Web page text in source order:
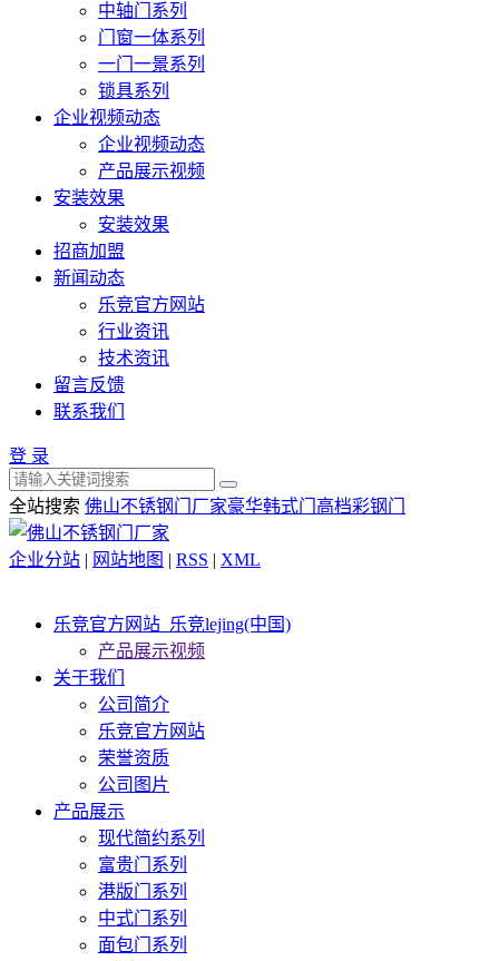
中轴门系列
门窗一体系列
一门一景系列
锁具系列
企业视频动态
企业视频动态
产品展示视频
安装效果
安装效果
招商加盟
新闻动态
乐竞官方网站
行业资讯
技术资讯
留言反馈
联系我们
登 录
全站搜索 佛山不锈钢门厂家豪华韩式门 高档彩钢门
企业分站 | 网站地图 | RSS | XML
乐竞官方网站_乐竞lejing(中国)
产品展示视频
关于我们
公司简介
乐竞官方网站
荣誉资质
公司图片
产品展示
现代简约系列
富贵门系列
港版门系列
中式门系列
面包门系列